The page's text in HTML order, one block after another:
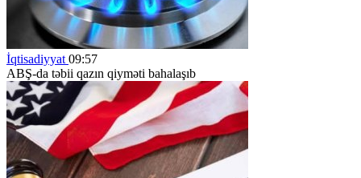
İqtisadiyyat 09:57
ABŞ-da təbii qazın qiyməti bahalaşıb